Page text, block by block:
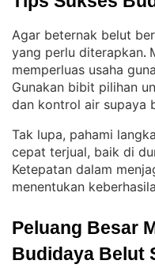
Agar beternak belut
yang perlu diterapkan.
memperluas usaha
Gunakan bibit pilihan
dan kontrol air supaya
Tak lupa, pahami
cepat terjual, baik di
Ketepatan dalam
menentukan
Peluang Besar
Budidaya Belut